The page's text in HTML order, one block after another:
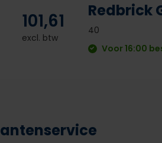
101,61
excl. btw
Redbrick
40
Voor 16:00